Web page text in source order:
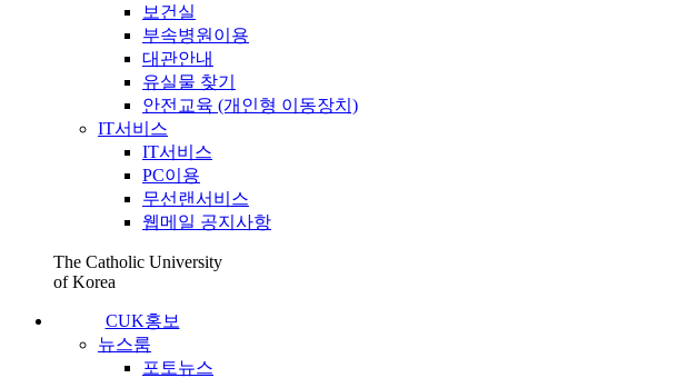
보건실
부속병원이용
대관안내
유실물 찾기
안전교육 (개인형 이동장치)
IT서비스
IT서비스
PC이용
무선랜서비스
웹메일 공지사항
The Catholic University
of Korea
CUK홍보
뉴스룸
포토뉴스